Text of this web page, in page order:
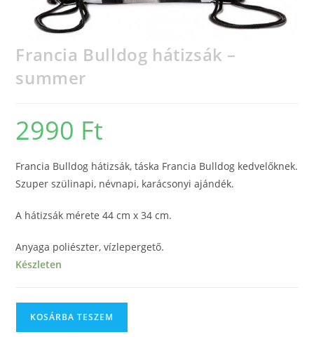
Francia Bulldog hátizsák –
summer
2990 Ft
Francia Bulldog hátizsák, táska Francia Bulldog kedvelőknek.
Szuper szülinapi, névnapi, karácsonyi ajándék.
A hátizsák mérete 44 cm x 34 cm.
Anyaga poliészter, vízlepergető.
Készleten
KOSÁRBA TESZEM